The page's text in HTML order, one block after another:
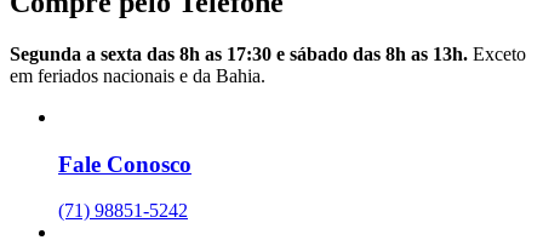
Segunda a sexta das 8h as 17:30 e sábado das 8h as 13h. Exceto
em feriados nacionais e da Bahia.
Fale Conosco
(71) 98851-5242